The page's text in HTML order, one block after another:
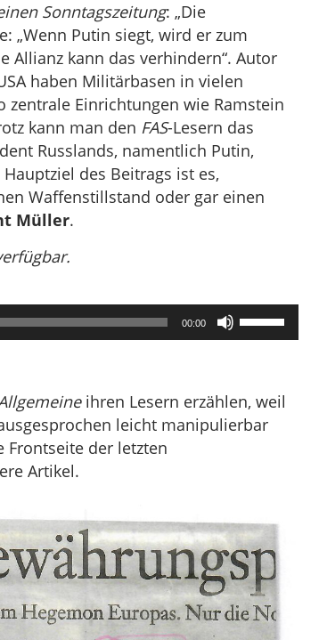
Sonntagszeitung: „Die
„Wenn Putin siegt, wird er zum
Allianz kann das verhindern“. Autor
haben Militärbasen in vielen
zentrale Einrichtungen wie Ramstein
kann man den FAS-Lesern das
Russlands, namentlich Putin,
des Beitrags ist es,
Waffenstillstand oder gar einen
Müller.
00:00
Pfeiltasten
Hoch/Runter
die
Lautstärke
ihren Lesern erzählen, weil
leicht manipulierbar
Frontseite der letzten
Artikel.